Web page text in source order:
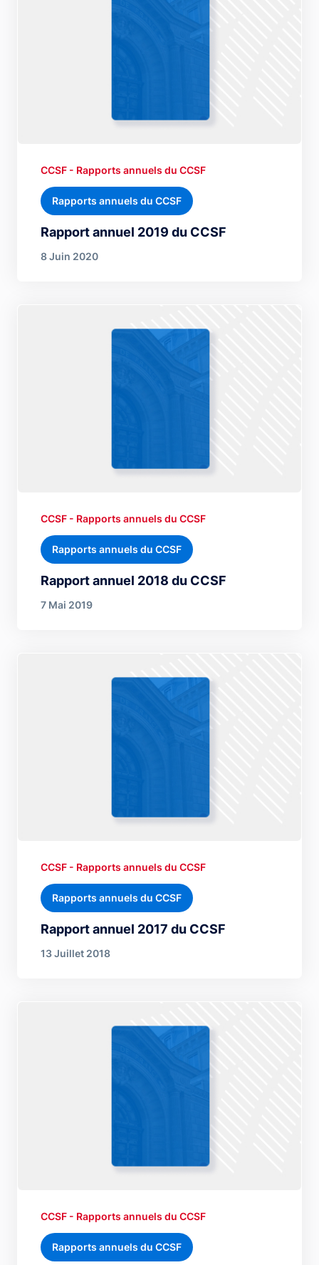
Rapport annuel 2019 du CCSF
CCSF - Rapports annuels du CCSF
Rapports annuels du CCSF
8 Juin 2020
Rapport annuel 2018 du CCSF
CCSF - Rapports annuels du CCSF
Rapports annuels du CCSF
7 Mai 2019
Rapport annuel 2017 du CCSF
CCSF - Rapports annuels du CCSF
Rapports annuels du CCSF
13 Juillet 2018
CCSF - Rapports annuels du CCSF
Rapports annuels du CCSF